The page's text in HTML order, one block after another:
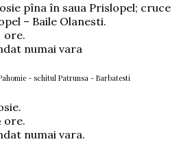
pîna în saua Prislopel; cruce
– Baile Olanesti.
ore.
numai vara
- schitul Patrunsa - Barbatesti
ore.
numai vara.